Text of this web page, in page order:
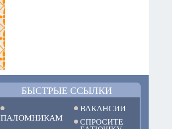
БЫСТРЫЕ ССЫЛКИ
ПАЛОМНИКАМ
ВАКАНСИИ
СПРОСИТЕ